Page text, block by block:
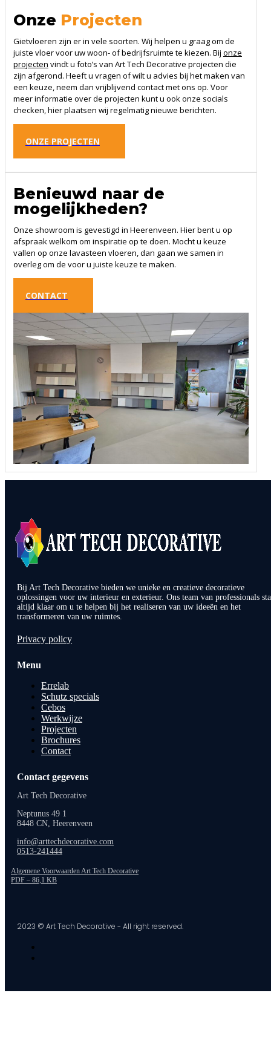
Onze Projecten
Gietvloeren zijn er in vele soorten. Wij helpen u graag om de
juiste vloer voor uw woon- of bedrijfsruimte te kiezen. Bij onze
projecten vindt u foto’s van Art Tech Decorative projecten die
zijn afgerond. Heeft u vragen of wilt u advies bij het maken van
een keuze, neem dan vrijblijvend contact met ons op. Voor
meer informatie over de projecten kunt u ook onze socials
checken, hier plaatsen wij regelmatig nieuwe berichten.
ONZE PROJECTEN
Benieuwd naar de
mogelijkheden?
Onze showroom is gevestigd in Heerenveen. Hier bent u op
afspraak welkom om inspiratie op te doen. Mocht u keuze
vallen op onze lavasteen vloeren, dan gaan we samen in
overleg om de voor u juiste keuze te maken.
CONTACT
Bij Art Tech Decorative bieden we unieke en creatieve decoratieve
oplossingen voor uw interieur en exterieur. Ons team van professionals
altijd klaar om u te helpen bij het realiseren van uw ideeën en het
transformeren van uw ruimtes.
Privacy policy
Menu
Errelab
Schutz specials
Cebos
Werkwijze
Projecten
Brochures
Contact
Contact gegevens
Art Tech Decorative
Neptunus 49 1
8448 CN, Heerenveen
info@arttechdecorative.com
0513-241444
Algemene Voorwaarden Art Tech Decorative
PDF – 86,1 KB
2023 © Art Tech Decorative - All right reserved.